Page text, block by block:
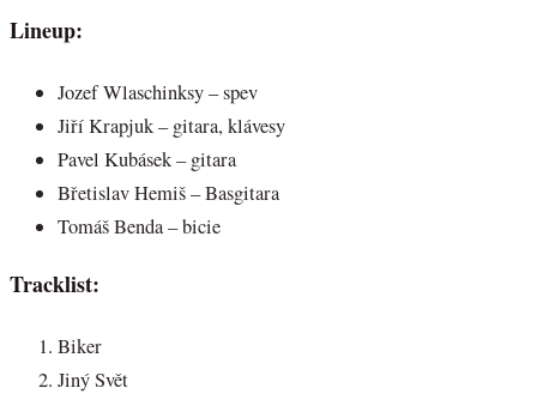
Lineup:
Jozef Wlaschinksy – spev
Jiří Krapjuk – gitara, klávesy
Pavel Kubásek – gitara
Břetislav Hemiš – Basgitara
Tomáš Benda – bicie
Tracklist:
Biker
Jiný Svět